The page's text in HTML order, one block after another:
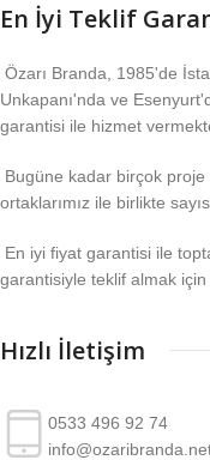
En İyi Teklif
Özarı Branda, 1985'de
Unkapanı'nda ve
garantisi ile hizmet
Bugüne kadar birçok
ortaklarımız ile birlikte
En iyi fiyat garantisi ile
garantisiyle teklif almak
Hızlı İletişim
0533 496 92 74